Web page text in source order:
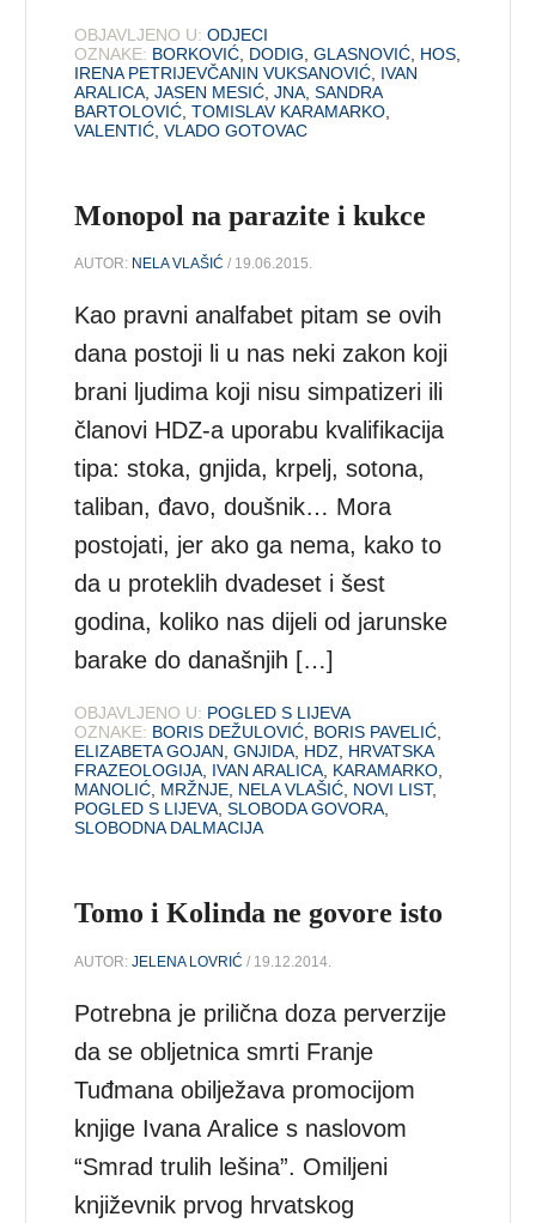
OBJAVLJENO U: ODJECI
OZNAKE: BORKOVIĆ DODIG ,GLASNOVIĆ HOS
IRENA PETRIJEVČANIN VUKSANOVIĆ IVAN
ARALICA ,JASEN MESIĆ ,JNA ,SANDRA
BARTOLOVIĆ ,TOMISLAV KARAMARKO
VALENTIĆ ,VLADO GOTOVAC
Monopol na parazite i kukce
AUTOR: NELA VLAŠIĆ / 19.06.2015.
Kao pravni analfabet pitam se ovih
dana postoji li u nas neki zakon koji
brani ljudima koji nisu simpatizeri ili
članovi HDZ-a uporabu kvalifikacija
tipa: stoka, gnjida, krpelj, sotona,
taliban, đavo, doušnik… Mora
postojati, jer ako ga nema, kako to
da u proteklih dvadeset i šest
godina, koliko nas dijeli od jarunske
barake do današnjih […]
OBJAVLJENO U: POGLED S LIJEVA
OZNAKE: BORIS DEŽULOVIĆ, BORIS PAVELIĆ,
ELIZABETA GOJAN,GNJIDA, HDZ, HRVATSKA
FRAZEOLOGIJA, IVAN ARALICA, KARAMARKO,
MANOLIĆ, MRŽNJE, NELA VLAŠIĆ, NOVI LIST,
POGLED S LIJEVA,SLOBODA GOVORA,
SLOBODNA DALMACIJA
Tomo i Kolinda ne govore isto
AUTOR:JELENA LOVRIĆ / 19.12.2014.
Potrebna je prilična doza perverzije
da se obljetnica smrti Franje
Tuđmana obilježava promocijom
knjige Ivana Aralice s naslovom
“Smrad trulih lešina”. Omiljeni
književnik prvog hrvatskog